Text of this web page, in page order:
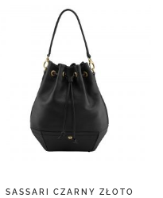
SASSARI CZARNY ZŁOTO